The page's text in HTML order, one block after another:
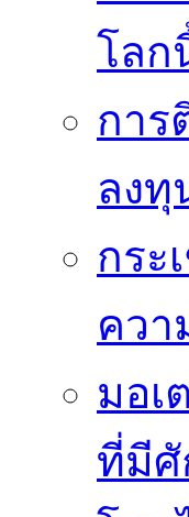
โลก
การ
ลงทุ
กระ
ควา
มอเ
ที่มีศั